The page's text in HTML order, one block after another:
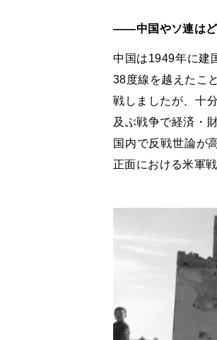
――中国やソ連はど
中国は1949年に建
38度線を越えたこ
戦しましたが、十
及ぶ戦争で経済・
国内で反戦世論が
正面における米軍